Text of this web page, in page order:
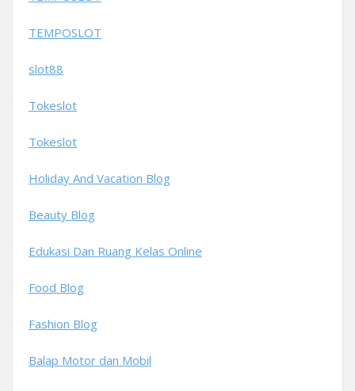
TEMPOSLOT
slot88
Tokeslot
Tokeslot
Holiday And Vacation Blog
Beauty Blog
Edukasi Dan Ruang Kelas Online
Food Blog
Fashion Blog
Balap Motor dan Mobil